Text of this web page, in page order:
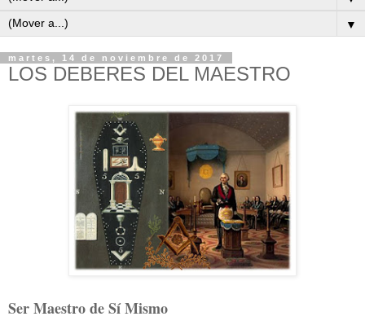
▼
martes, 14 de noviembre de 2017
LOS DEBERES DEL MAESTRO
Ser Maestro de Sí Mismo